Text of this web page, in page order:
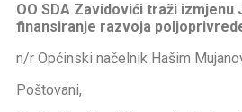
OO SDA Zavidovići traži izmjenu
finansiranje razvoja
n/r Općinski načelnik Hašim
Poštovani,